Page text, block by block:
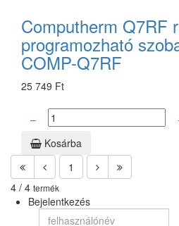
Computherm Q7RF
programozható
COMP-Q7RF
25 749 Ft
–
Kosárba
1
4 / 4 termék
Bejelentkezés